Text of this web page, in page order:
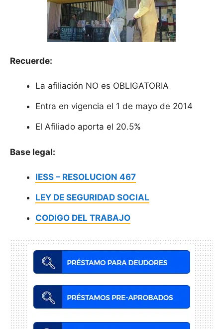
Recuerde:
La afiliación NO es OBLIGATORIA
Entra en vigencia el 1 de mayo de 2014
El Afiliado aporta el 20.5%
Base legal:
IESS – RESOLUCION 467
LEY DE SEGURIDAD SOCIAL
CODIGO DEL TRABAJO